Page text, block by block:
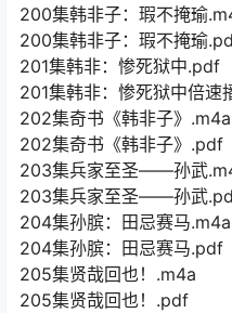
200集韩非子：瑕不掩瑜
200集韩非子：瑕不掩瑜
201集韩非：惨死狱中.pdf
201集韩非：惨死狱中倍速
202集奇书《韩非子》.m4a
202集奇书《韩非子》.pdf
203集兵家至圣——孙武
203集兵家至圣——孙武
204集孙膑：田忌赛马.m4a
204集孙膑：田忌赛马.pdf
205集贤哉回也！.m4a
205集贤哉回也！.pdf